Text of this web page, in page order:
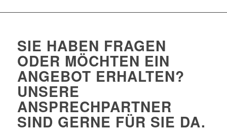
SIE HABEN FRAGEN
ODER MÖCHTEN EIN
ANGEBOT ERHALTEN?
UNSERE
ANSPRECHPARTNER
SIND GERNE FÜR SIE DA.